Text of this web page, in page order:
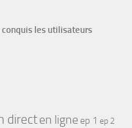
conquis les utilisateurs
directen ligne ep 1 ep 2